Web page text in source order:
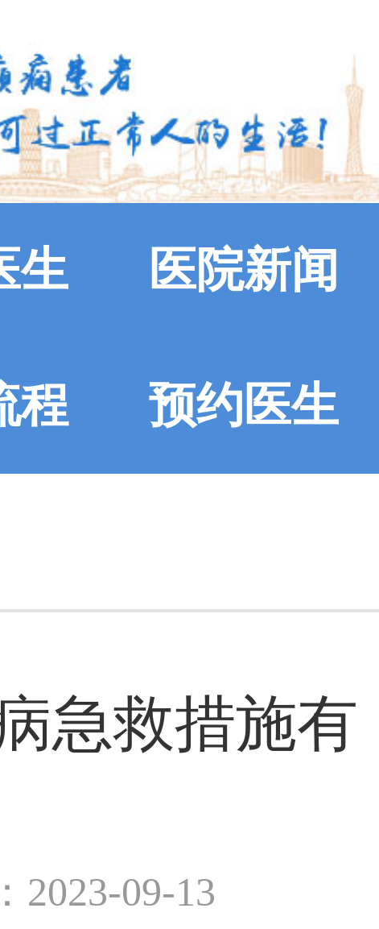
生 医院新闻
程 预约医生
急救措施有
2023-09-13